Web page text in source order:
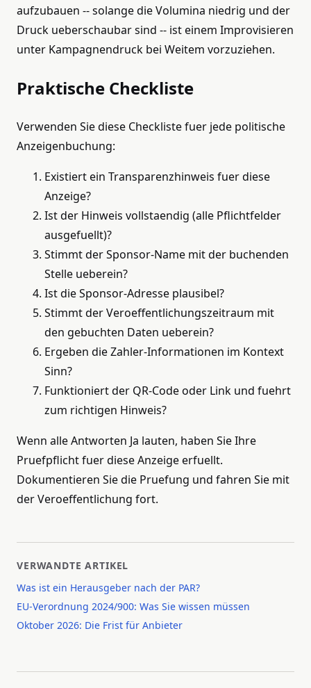
aufzubauen -- solange die Volumina niedrig und der
Druck ueberschaubar sind -- ist einem Improvisieren
unter Kampagnendruck bei Weitem vorzuziehen.
Praktische Checkliste
Verwenden Sie diese Checkliste fuer jede politische
Anzeigenbuchung:
Existiert ein Transparenzhinweis fuer diese
Anzeige?
Ist der Hinweis vollstaendig (alle Pflichtfelder
ausgefuellt)?
Stimmt der Sponsor-Name mit der buchenden
Stelle ueberein?
Ist die Sponsor-Adresse plausibel?
Stimmt der Veroeffentlichungszeitraum mit
den gebuchten Daten ueberein?
Ergeben die Zahler-Informationen im Kontext
Sinn?
Funktioniert der QR-Code oder Link und fuehrt
zum richtigen Hinweis?
Wenn alle Antworten Ja lauten, haben Sie Ihre
Pruefpflicht fuer diese Anzeige erfuellt.
Dokumentieren Sie die Pruefung und fahren Sie mit
der Veroeffentlichung fort.
VERWANDTE ARTIKEL
Was ist ein Herausgeber nach der PAR?
EU-Verordnung 2024/900: Was Sie wissen müssen
Oktober 2026: Die Frist für Anbieter